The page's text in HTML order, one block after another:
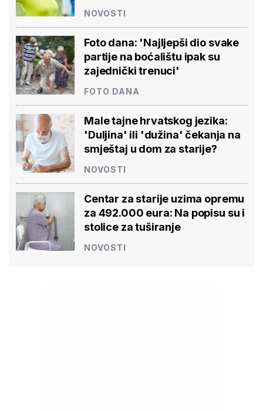
NOVOSTI
Foto dana: 'Najljepši dio svake
partije na boćalištu ipak su
zajednički trenuci'
FOTO DANA
Male tajne hrvatskog jezika:
'Duljina' ili 'dužina' čekanja na
smještaj u dom za starije?
NOVOSTI
Centar za starije uzima opremu
za 492.000 eura: Na popisu su i
stolice za tuširanje
NOVOSTI